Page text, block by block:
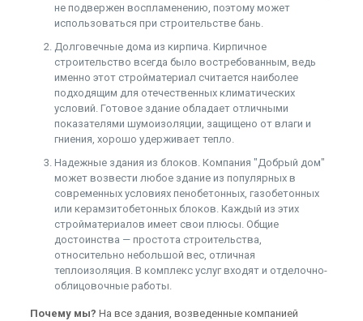
не подвержен воспламенению, поэтому может
использоваться при строительстве бань.
Долговечные дома из кирпича. Кирпичное
строительство всегда было востребованным, ведь
именно этот стройматериал считается наиболее
подходящим для отечественных климатических
условий. Готовое здание обладает отличными
показателями шумоизоляции, защищено от влаги и
гниения, хорошо удерживает тепло.
Надежные здания из блоков. Компания "Добрый дом"
может возвести любое здание из популярных в
современных условиях пенобетонных, газобетонных
или керамзитобетонных блоков. Каждый из этих
стройматериалов имеет свои плюсы. Общие
достоинства — простота строительства,
относительно небольшой вес, отличная
теплоизоляция. В комплекс услуг входят и отделочно-
облицовочные работы.
Почему мы? На все здания, возведенные компанией